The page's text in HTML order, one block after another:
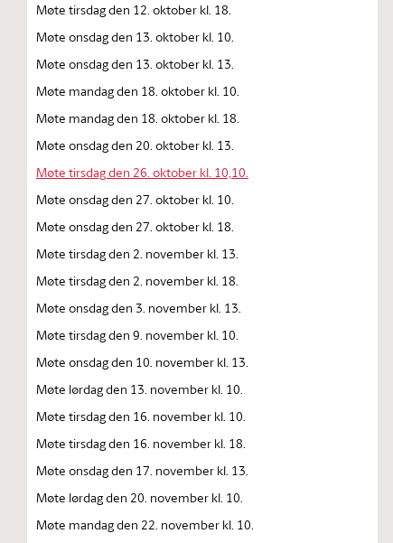
Møte tirsdag den 12. oktober kl. 18.
Møte onsdag den 13. oktober kl. 10.
Møte onsdag den 13. oktober kl. 13.
Møte mandag den 18. oktober kl. 10.
Møte mandag den 18. oktober kl. 18.
Møte onsdag den 20. oktober kl. 13.
Møte tirsdag den 26. oktober kl. 10,10.
Møte onsdag den 27. oktober kl. 10.
Møte onsdag den 27. oktober kl. 18.
Møte tirsdag den 2. november kl. 13.
Møte tirsdag den 2. november kl. 18.
Møte onsdag den 3. november kl. 13.
Møte tirsdag den 9. november kl. 10.
Møte onsdag den 10. november kl. 13.
Møte lørdag den 13. november kl. 10.
Møte tirsdag den 16. november kl. 10.
Møte tirsdag den 16. november kl. 18.
Møte onsdag den 17. november kl. 13.
Møte lørdag den 20. november kl. 10.
Møte mandag den 22. november kl. 10.